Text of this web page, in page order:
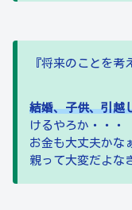
『将来のことを
結婚、子供、引越
けるやろか・・・
お金も大丈夫かな
親って大変だよな